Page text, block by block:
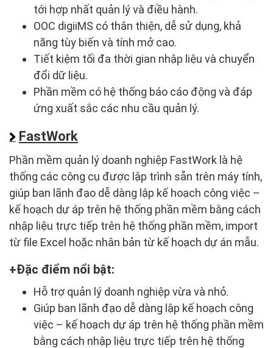
tới hợp nhất quản lý và điều hành.
OOC digiiMS có thân thiện, dễ sử dụng, khả
năng tùy biến và tính mở cao.
Tiết kiệm tối đa thời gian nhập liệu và chuyển
đổi dữ liệu.
Phần mềm có hệ thống báo cáo động và đáp
ứng xuất sắc các nhu cầu quản lý.
FastWork
Phần mềm quản lý doanh nghiệp FastWork là hệ
thống các công cụ được lập trình sẵn trên máy tính,
giúp ban lãnh đạo dễ dàng lập kế hoạch công việc –
kế hoạch dự áp trên hệ thống phần mềm bằng cách
nhập liệu trực tiếp trên hệ thống phần mềm, import
từ file Excel hoặc nhân bản từ kế hoạch dự án mẫu.
Đặc điểm nổi bật:
Hỗ trợ quản lý doanh nghiệp vừa và nhỏ.
Giúp ban lãnh đạo dễ dàng lập kế hoạch công
việc – kế hoạch dự áp trên hệ thống phần mềm
bằng cách nhập liệu trực tiếp trên hệ thống